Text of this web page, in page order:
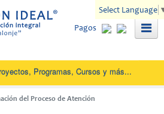
Select Language
Pagos
del Proceso de Atención